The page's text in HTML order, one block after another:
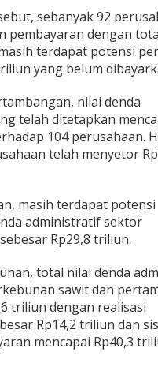
sebanyak 92
pembayaran dengan
terdapat potensi
yang belum
nilai denda
telah ditetapkan
104 perusahaan.
telah menyetor
masih terdapat potensi
administratif sektor
Rp29,8 triliun.
total nilai denda
sawit dan
triliun dengan realisasi
Rp14,2 triliun dan
mencapai Rp40,3